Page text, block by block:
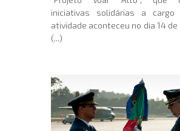
iniciativas solidárias a
atividade aconteceu no dia 14 de
(...)